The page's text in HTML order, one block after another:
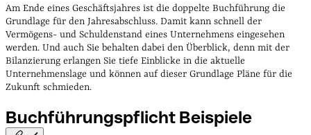
Am Ende eines Geschäftsjahres ist die doppelte Buchführung die
Grundlage für den Jahresabschluss. Damit kann schnell der
Vermögens- und Schuldenstand eines Unternehmens eingesehen
werden. Und auch Sie behalten dabei den Überblick, denn mit der
Bilanzierung erlangen Sie tiefe Einblicke in die aktuelle
Unternehmenslage und können auf dieser Grundlage Pläne für die
Zukunft schmieden.
Buchführungspflicht Beispiele